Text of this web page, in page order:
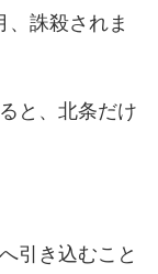
誅殺されま
と、北条だけ
引き込むこと